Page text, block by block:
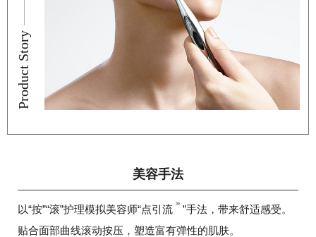
Product Story
美容手法
以“按”“滚”护理模拟美容师“点引流 ※ ”手法，带来舒适感受。
贴合面部曲线滚动按压，塑造富有弹性的肌肤。